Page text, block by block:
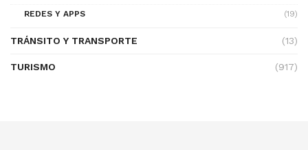
REDES Y APPS
(19)
TRÁNSITO Y TRANSPORTE (13)
TURISMO (917)